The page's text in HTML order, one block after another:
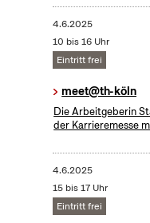
4.6.2025
10 bis 16 Uhr
Eintritt frei
meet@th-köln
Die Arbeitgeberin
der Karrieremesse
4.6.2025
15 bis 17 Uhr
Eintritt frei